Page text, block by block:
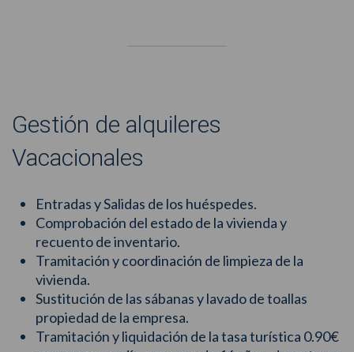
Gestión de alquileres
Vacacionales
Entradas y Salidas de los huéspedes.
Comprobación del estado de la vivienda y
recuento de inventario.
Tramitación y coordinación de limpieza de la
vivienda.
Sustitución de las sábanas y lavado de toallas
propiedad de la empresa.
Tramitación y liquidación de la tasa turística 0.90€